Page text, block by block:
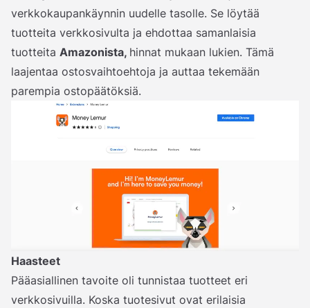
verkkokaupankäynnin uudelle tasolle. Se löytää
tuotteita verkkosivulta ja ehdottaa samanlaisia
tuotteita Amazonista, hinnat mukaan lukien. Tämä
laajentaa ostosvaihtoehtoja ja auttaa tekemään
parempia ostopäätöksiä.
Haasteet
Pääasiallinen tavoite oli tunnistaa tuotteet eri
verkkosivuilla. Koska tuotesivut ovat erilaisia